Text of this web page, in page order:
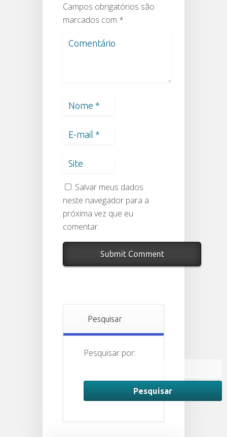
Campos obrigatórios são
marcados com *
Salvar meus dados
neste navegador para a
próxima vez que eu
comentar.
Pesquisar
Pesquisar por: